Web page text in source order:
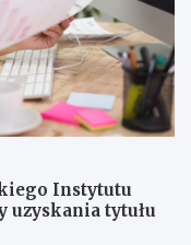
Instytutu
uzyskania tytułu